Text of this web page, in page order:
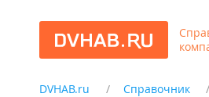
DVHAB.ru Справочник